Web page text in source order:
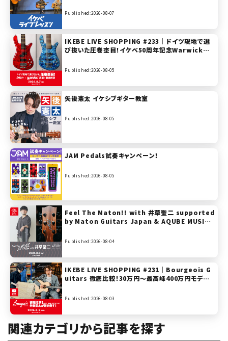
Published:2026-08-07
IKEBE LIVE SHOPPING #233｜ドイツ現地で選
び抜いた圧巻杢目！イケベ50周年記念Warwick実
リボレ秋葉原】
Published:2026-08-05
矢後憲太 イケシブギター教室
Published:2026-08-05
JAM Pedals試奏キャンペーン！
Published:2026-08-05
Feel The Maton!! with 井草聖二 supported
by Maton Guitars Japan & AQUBE MUSIC
Published:2026-08-04
IKEBE LIVE SHOPPING #231｜Bourgeois G
uitars 徹底比較！30万円〜最高峰400万円モデル
マンギターズ】
Published:2026-08-03
関連カテゴリから記事を探す